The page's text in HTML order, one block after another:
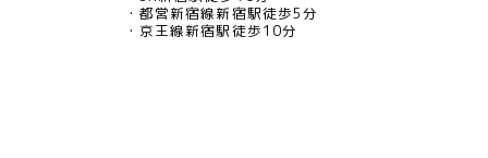
都営新宿線新宿駅徒歩5分
京王線新宿駅徒歩10分